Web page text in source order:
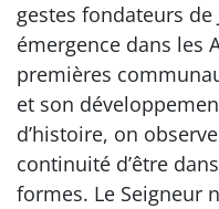
gestes fondateurs de
émergence dans les
premières
et son
d’histoire, on
continuité d’être
formes. Le Seigneur